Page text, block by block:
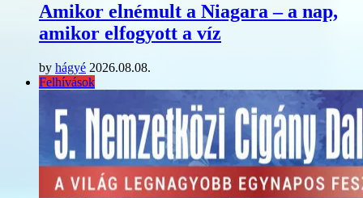
Amikor elnémult a Niagara – a nap,
amikor elfogyott a víz
by hágyé 2026.08.08.
Felhívások